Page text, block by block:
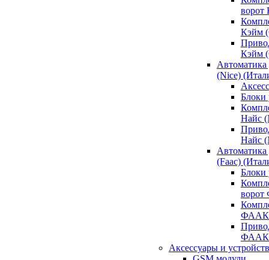
ворот
Кэйм
Кэйм
(Nice)
Блоки
Найс
Найс
(Faac)
ФААК
ФААК
Аксессуары и